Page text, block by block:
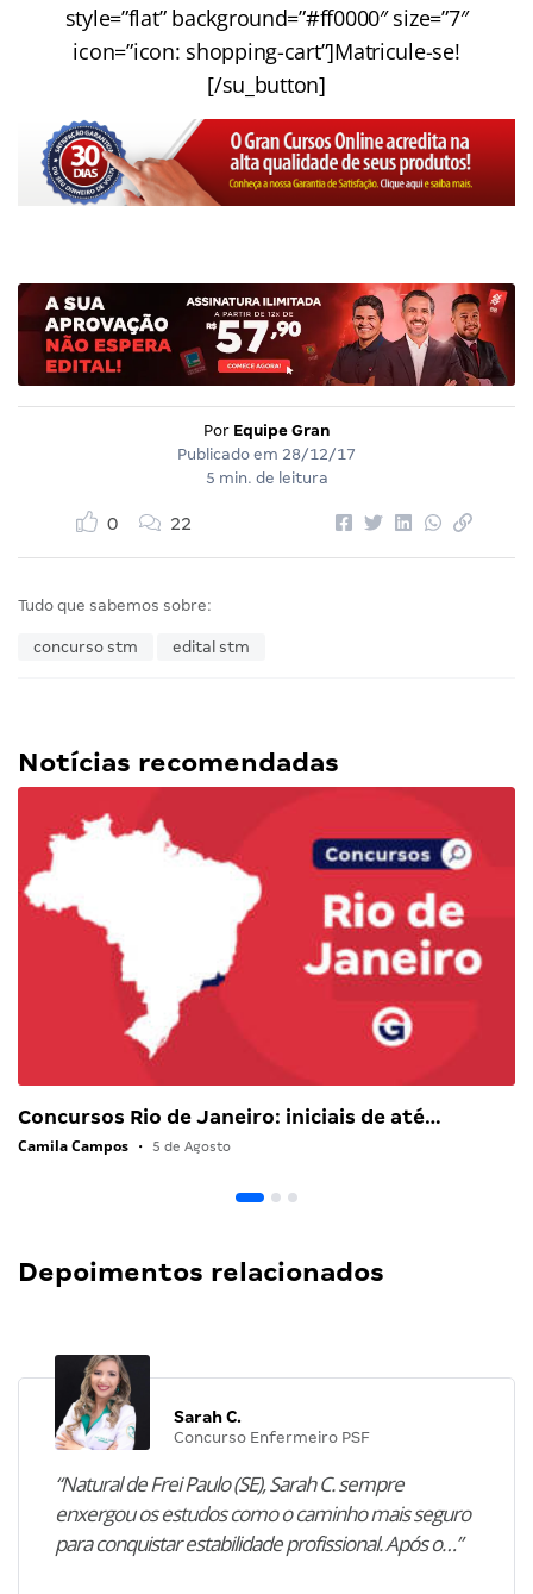
style=”flat” background=”#ff0000″ size=”7″
icon=”icon: shopping-cart”]Matricule-se!
[/su_button]
Por Equipe Gran
Publicado em 28/12/17
5 min. de leitura
0 22
Tudo que sabemos sobre:
concurso stm edital stm
Notícias recomendadas
Concursos Rio de Janeiro: iniciais de até…
Camila Campos • 5 de Agosto
Depoimentos relacionados
Sarah C.
Concurso Enfermeiro PSF
“Natural de Frei Paulo (SE), Sarah C. sempre
enxergou os estudos como o caminho mais seguro
para conquistar estabilidade profissional. Após o…”